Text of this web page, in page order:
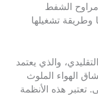
مراوح الشفط
وطريقة تشغيلها
والذي يعتمد
الهواء الملوث
تعتبر هذه الأنظمة